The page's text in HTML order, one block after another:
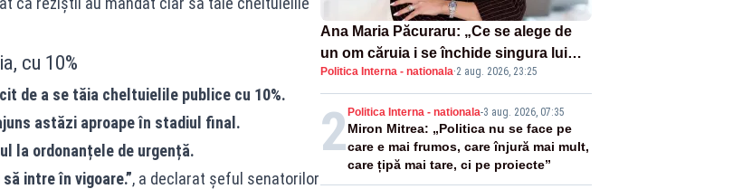
cu 10%
de a se tăia cheltuielile publice cu 10%.
astăzi aproape în stadiul final.
la ordonanțele de urgență.
intre în vigoare.”, a declarat șeful senatorilor
Ana Maria Păcuraru: „Ce se alege de
un om căruia i se închide singura lui
portiță?”
Politica Interna - nationala·2 aug. 2026, 23:25
2Politica Interna - nationala-3 aug. 2026, 07:35
Miron Mitrea: „Politica nu se face pe
care e mai frumos, care înjură mai mult,
care țipă mai tare, ci pe proiecte”